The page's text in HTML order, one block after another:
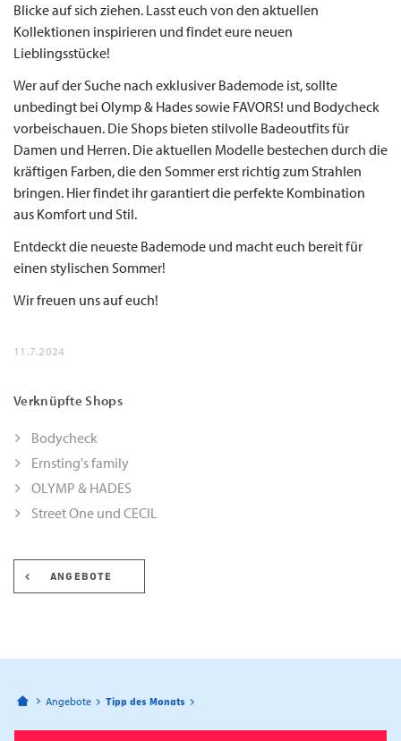
Blicke auf sich ziehen. Lasst euch von den aktuellen
Kollektionen inspirieren und findet eure neuen
Lieblingsstücke!
Wer auf der Suche nach exklusiver Bademode ist, sollte
unbedingt bei Olymp & Hades sowie FAVORS! und Bodycheck
vorbeischauen. Die Shops bieten stilvolle Badeoutfits für
Damen und Herren. Die aktuellen Modelle bestechen durch die
kräftigen Farben, die den Sommer erst richtig zum Strahlen
bringen. Hier findet ihr garantiert die perfekte Kombination
aus Komfort und Stil.
Entdeckt die neueste Bademode und macht euch bereit für
einen stylischen Sommer!
Wir freuen uns auf euch!
11.7.2024
Verknüpfte Shops
Bodycheck
Ernsting's family
OLYMP & HADES
Street One und CECIL
ANGEBOTE
Bahnhofspassagen Potsdam
Angebote Tipp des Monats